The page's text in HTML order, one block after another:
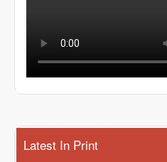
Latest In Print